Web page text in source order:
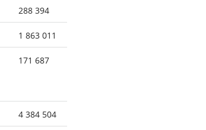
288 394
1 863 011
171 687
4 384 504